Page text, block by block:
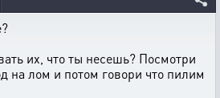
их, что ты несешь? Посмотри
на лом и потом говори что пилим